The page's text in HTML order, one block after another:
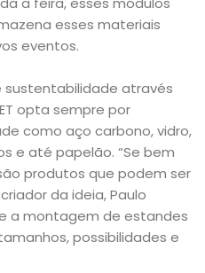
esses materiais
eventos.
sustentabilidade através
opta sempre por
como aço carbono, vidro,
e até papelão. “Se bem
produtos que podem ser
da ideia, Paulo
a montagem de estandes
possibilidades e